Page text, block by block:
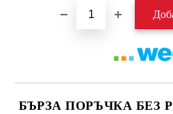
БЪРЗА ПОРЪЧКА БЕЗ